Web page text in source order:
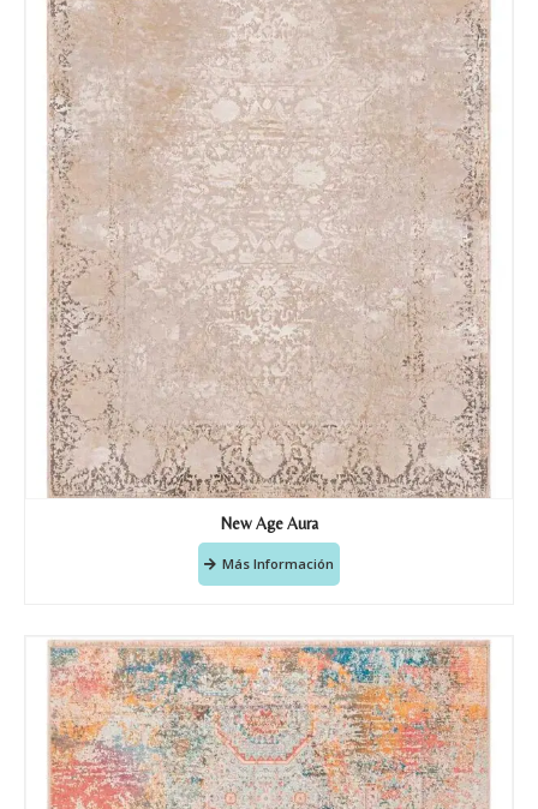
New Age Aura
Más Información